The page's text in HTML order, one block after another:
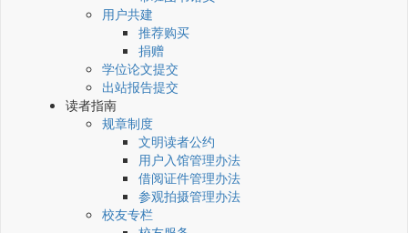
用户共建
推荐购买
捐赠
学位论文提交
出站报告提交
读者指南
规章制度
文明读者公约
用户入馆管理办法
借阅证件管理办法
参观拍摄管理办法
校友专栏